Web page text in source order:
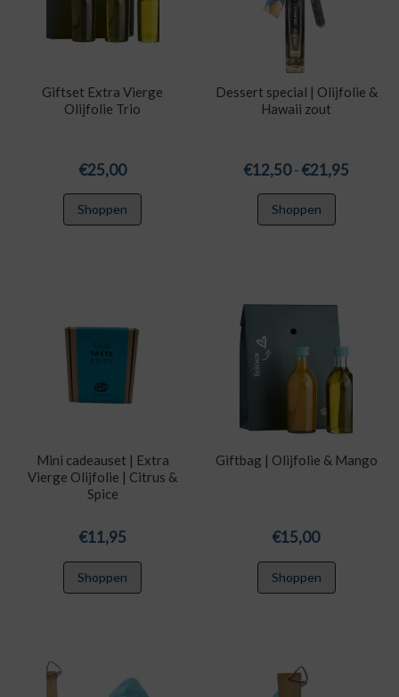
Giftset Extra Vierge
Olijfolie Trio
€25,00
Shoppen
Dessert special | Olijfolie &
Hawaii zout
€12,50 -€21,95
Shoppen
Dit
product
Deze
optie
kan
gekozen
worden
op
de
Mini cadeauset | Extra
Vierge Olijfolie | Citrus &
Spice
€11,95
Shoppen
Giftbag | Olijfolie & Mango
€15,00
Shoppen